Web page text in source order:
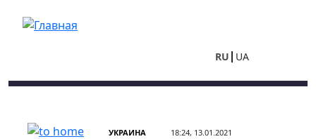
RU UA
УКРАИНА 18:24, 13.01.2021